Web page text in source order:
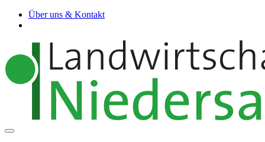
Über uns & Kontakt